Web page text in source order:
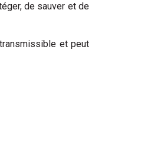
de sauver et de
et peut